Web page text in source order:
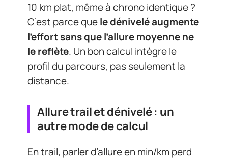
10 km plat, même à chrono identique ?
C’est parce quele dénivelé augmente
l’effort sans que l’allure moyenne ne
le reflète. Un bon calcul intègre le
profil du parcours, pas seulement la
distance.
Allure trail et dénivelé : un
autre mode de calcul
En trail, parler d’allure en min/km perd